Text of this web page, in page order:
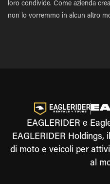
loro condivide. Come azienda
non lo vorremmo in alcun altro
EAGLERIDER e
EAGLERIDER
di moto e veicoli per
al